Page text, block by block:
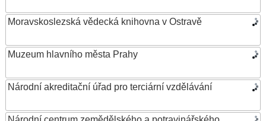
Moravskoslezská vědecká knihovna v Ostravě
Muzeum hlavního města Prahy
Národní akreditační úřad pro terciární vzdělávání